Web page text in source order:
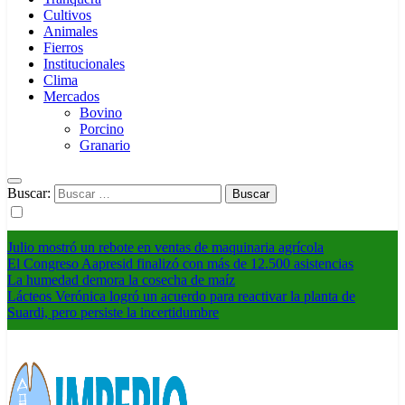
Cultivos
Animales
Fierros
Institucionales
Clima
Mercados
Bovino
Porcino
Granario
Buscar:
Julio mostró un rebote en ventas de maquinaria agrícola
El Congreso Aapresid finalizó con más de 12.500 asistencias
La humedad demora la cosecha de maíz
Lácteos Verónica logró un acuerdo para reactivar la planta de
Suardi, pero persiste la incertidumbre